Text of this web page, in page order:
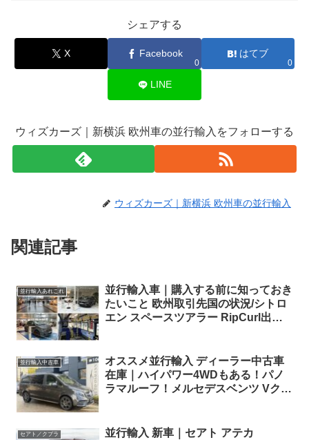
シェアする
X Facebook
0
はてブ
0
LINE
ウィズカーズ｜新横浜 欧州車の並行輸入をフォローする
ウィズカーズ｜新横浜 欧州車の並行輸入
関連記事
並行輸入あれこれ
並行輸入車｜購入する前に知っておき
たいこと 欧州取引先国の状況/シトロ
エン スペースツアラー RipCurl出
並行輸入中古車
オススメ並行輸入 ディーラー中古車
在庫｜ハイパワー4WDもある！パノ
ラマルーフ！メルセデスベンツ Vクラ
ハンドル
セアト／クプラ
並行輸入 新車｜セアト アテカ